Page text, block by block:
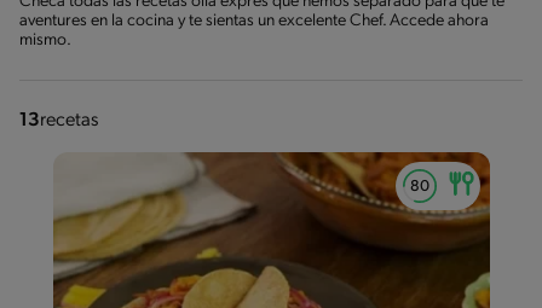
aventures en la cocina y te sientas un excelente Chef. Accede ahora
mismo.
13recetas